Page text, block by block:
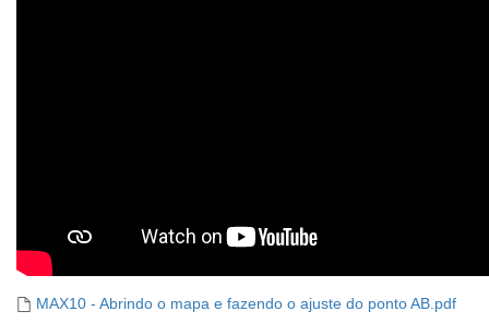
MAX10 - Abrindo o mapa e fazendo o ajuste do ponto AB.pdf